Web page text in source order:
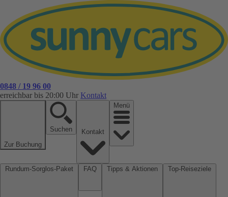
0848 / 19 96 00
erreichbar bis 20:00 Uhr Kontakt
Zur Buchung
Suchen
Menü